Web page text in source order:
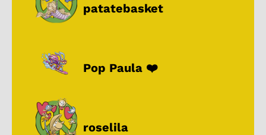
patatebasket
Pop Paula ❤️
roselila